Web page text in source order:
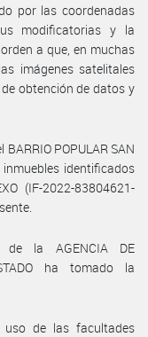
por las coordenadas
modificatorias y la
a que, en muchas
imágenes satelitales
obtención de datos y
POPULAR SAN
inmuebles identificados
(IF-2022-83804621-
de la AGENCIA DE
ha tomado la
uso de las facultades